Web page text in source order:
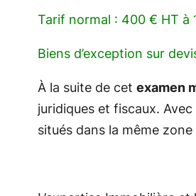
Tarif normal : 400 € HT à
Biens d’exception sur
À la suite de cet examen
juridiques et fiscaux.
situés dans la même